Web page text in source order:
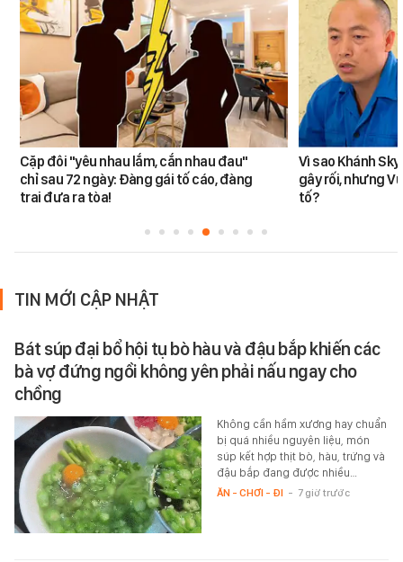
Cặp đôi "yêu nhau lắm, cắn nhau đau"
chỉ sau 72 ngày: Đàng gái tố cáo, đàng
trai đưa ra tòa!
Vì sao Khánh
gây rối, nhưng
tố?
TIN MỚI CẬP NHẬT
Bát súp đại bổ hội tụ bò hàu và đậu bắp khiến các
bà vợ đứng ngồi không yên phải nấu ngay cho
chồng
Không cần hầm xương hay chuẩn
bị quá nhiều nguyên liệu, món
súp kết hợp thịt bò, hàu, trứng và
đậu bắp đang được nhiều…
ĂN - CHƠI - ĐI - 7 giờ trước